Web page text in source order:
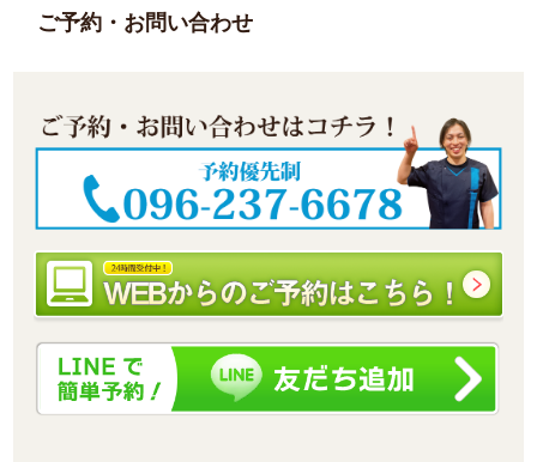
ご予約・お問い合わせ